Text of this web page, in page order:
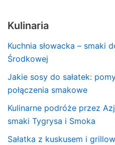
Kulinaria
Kuchnia słowacka – smaki
Środkowej
Jakie sosy do sałatek:
połączenia smakowe
Kulinarne podróże przez
smaki Tygrysa i Smoka
Sałatka z kuskusem i